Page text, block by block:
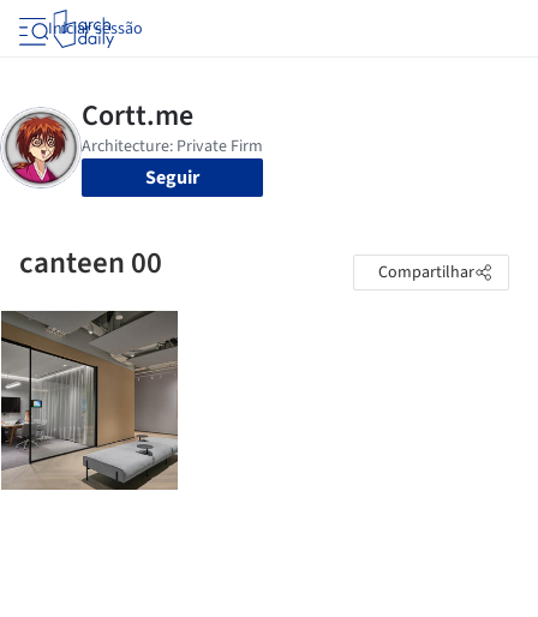
Iniciar sessão
Seguir
canteen 00 Compartilhar